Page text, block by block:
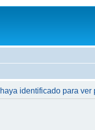
identificado para ver